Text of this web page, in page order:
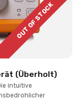
OUT OF STOCK
(Überholt)
intuitive